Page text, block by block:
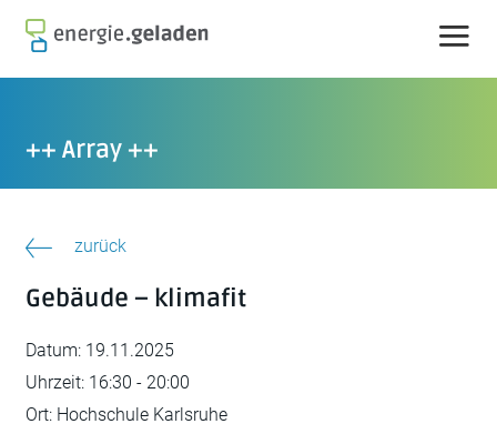
content++ Array ++
zurück
Gebäude – klimafit
Datum: 19.11.2025
Uhrzeit: 16:30 - 20:00
Ort: Hochschule Karlsruhe